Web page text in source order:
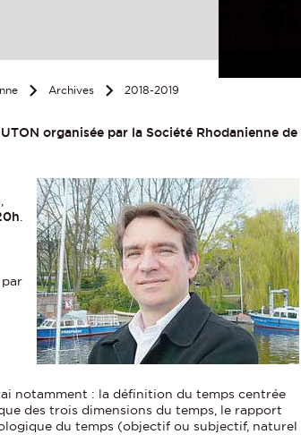
Archives 2018-2019
organisée par la Société Rhodanienne de
.
notamment : la définition du temps centrée
des trois dimensions du temps, le rapport
du temps (objectif ou subjectif, naturel